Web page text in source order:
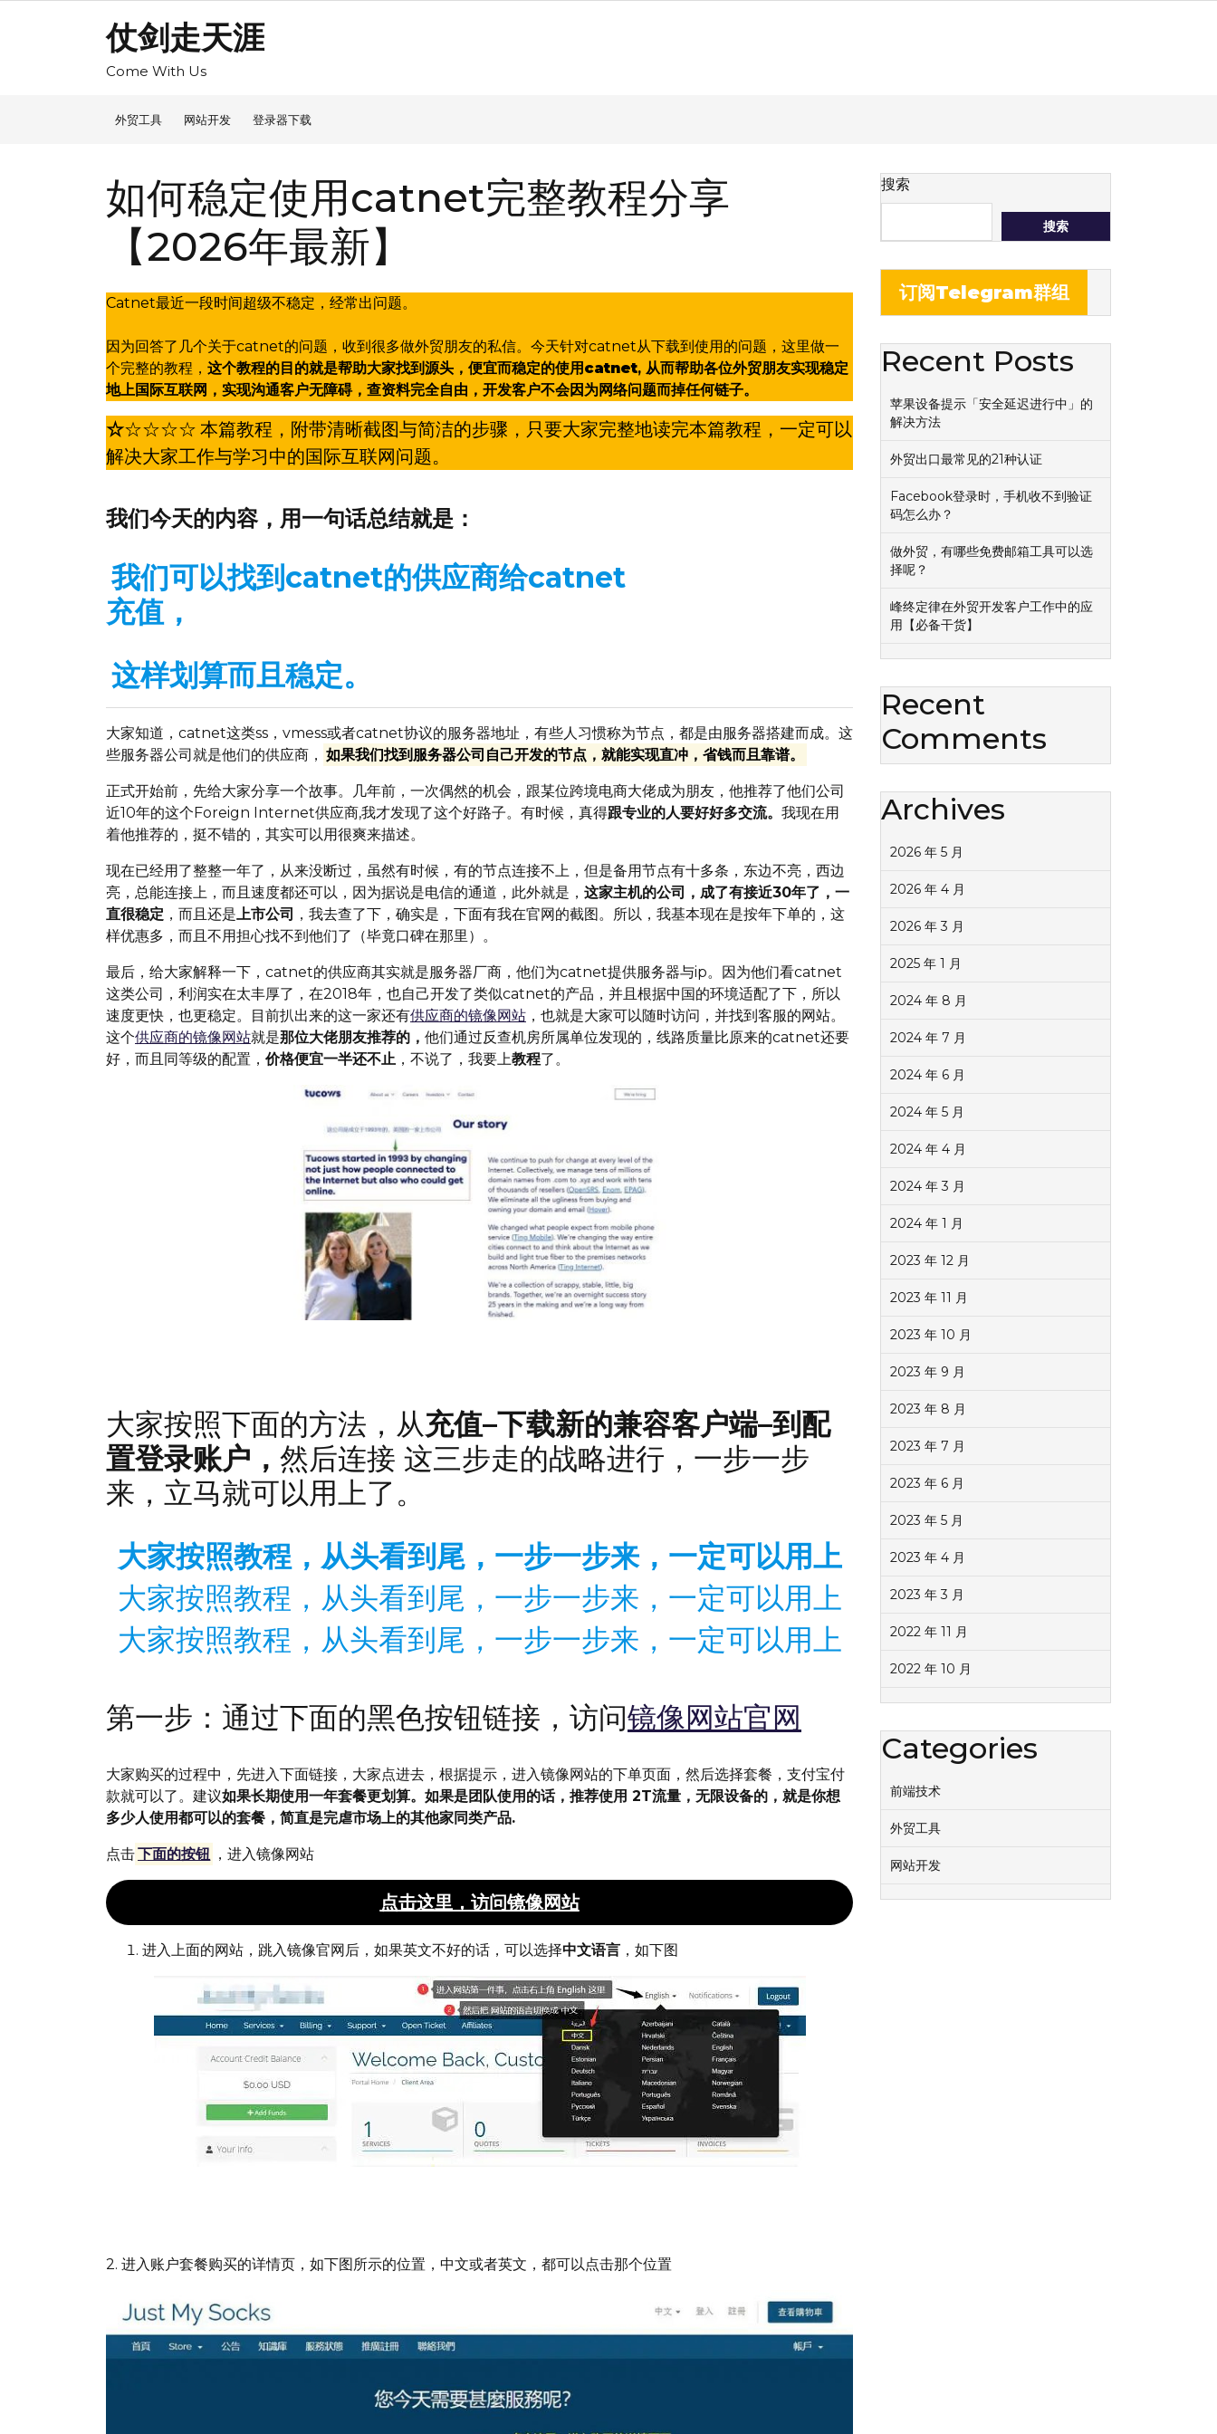
仗剑走天涯
Come With Us
外贸工具 网站开发 登录器下载
如何稳定使用catnet完整教程分享
【2026年最新】
Catnet最近一段时间超级不稳定，经常出问题。
因为回答了几个关于catnet的问题，收到很多做外贸朋友的私信。今天针对catnet从下载到使用的问题，这里做一
个完整的教程， 这个教程的目的就是帮助大家找到源头，便宜而稳定的使用 catnet, 从而帮助各位外贸朋友实现稳定
地上国际互联网，实现沟通客户无障碍，查资料完全自由，开发客户不会因为网络问题而掉任何链子。
☆☆☆☆☆ 本篇教程，附带清晰截图与简洁的步骤，只要大家完整地读完本篇教程，一定可以
解决大家工作与学习中的国际互联网问题。
我们今天的内容， 用一句话总结就是：
我们可以找到catnet的供应商给catnet
充值，
这样划算而且稳定。
大家知道，catnet这类ss，vmess或者catnet协议的服务器地址，有些人习惯称为节点，都是由服务器搭建而成。这
些服务器公司就是他们的供应商， 如果我们找到服务器公司自己开发的节点，就能实现直冲，省钱而且靠谱。
正式开始前，先给大家分享一个故事。几年前，一次偶然的机会，跟某位跨境电商大佬成为朋友，他推荐了他们公司
近10年的这个Foreign Internet供应商,我才发现了这个好路子。有时候，真得跟专业的人要好好多交流。 我现在用
着他推荐的，挺不错的，其实可以用很爽来描述。
现在已经用了整整一年了，从来没断过，虽然有时候，有的节点连接不上，但是备用节点有十多条，东边不亮，西边
亮，总能连接上，而且速度都还可以，因为据说是电信的通道，此外就是， 这家主机的公司，成了有接近30年了，一
直很稳定 ，而且还是上市公司 ，我去查了下，确实是，下面有我在官网的截图。所以，我基本现在是按年下单的，这
样优惠多，而且不用担心找不到他们了（毕竟口碑在那里）。
最后，给大家解释一下，catnet的供应商其实就是服务器厂商，他们为catnet提供服务器与ip。因为他们看catnet
这类公司，利润实在太丰厚了，在2018年，也自己开发了类似catnet的产品，并且根据中国的环境适配了下，所以
速度更快，也更稳定。目前扒出来的这一家还有供应商的镜像网站 ，也就是大家可以随时访问，并找到客服的网站。
这个供应商的镜像网站就是那位大佬朋友推荐的， 他们通过反查机房所属单位发现的，线路质量比原来的catnet还要
好，而且同等级的配置， 价格便宜一半还不止 ，不说了，我要上教程了。
大家按照下面的方法，从充值–下载新的兼容客户端–到配
置登录账户， 然后连接 这三步走的战略进行，一步一步
来，立马就可以用上了。
大家按照教程，从头看到尾，一步一步来，一定可以用上
大家按照教程，从头看到尾，一步一步来，一定可以用上
大家按照教程，从头看到尾，一步一步来，一定可以用上
第一步：通过下面的黑色按钮链接，访问镜像网站官网
大家购买的过程中，先进入下面链接，大家点进去，根据提示，进入镜像网站的下单页面，然后选择套餐，支付宝付
款就可以了。建议如果长期使用一年套餐更划算。如果是团队使用的话，推荐使用 2T流量，无限设备的，就是你想
多少人使用都可以的套餐，简直是完虐市场上的其他家同类产品.
点击下面的按钮 ，进入镜像网站
点击这里，访问镜像网站
进入上面的网站，跳入镜像官网后，如果英文不好的话，可以选择中文语言 ，如下图
2. 进入账户套餐购买的详情页，如下图所示的位置，中文或者英文，都可以点击那个位置
搜索
搜索
订阅Telegram群组
Recent Posts
苹果设备提示「安全延迟进行中」的
解决方法
外贸出口最常见的21种认证
Facebook登录时，手机收不到验证
码怎么办？
做外贸，有哪些免费邮箱工具可以选
择呢？
峰终定律在外贸开发客户工作中的应
用【必备干货】
Recent
Comments
Archives
2026 年 5 月
2026 年 4 月
2026 年 3 月
2025 年 1 月
2024 年 8 月
2024 年 7 月
2024 年 6 月
2024 年 5 月
2024 年 4 月
2024 年 3 月
2024 年 1 月
2023 年 12 月
2023 年 11 月
2023 年 10 月
2023 年 9 月
2023 年 8 月
2023 年 7 月
2023 年 6 月
2023 年 5 月
2023 年 4 月
2023 年 3 月
2022 年 11 月
2022 年 10 月
Categories
前端技术
外贸工具
网站开发